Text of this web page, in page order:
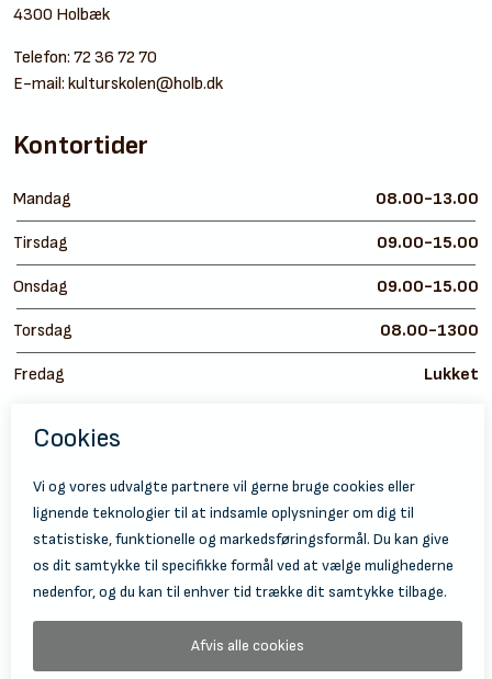
4300 Holbæk
Telefon: 72 36 72 70
E-mail: kulturskolen@holb.dk
Kontortider
Mandag 08.00-13.00
Tirsdag 09.00-15.00
Onsdag 09.00-15.00
Torsdag 08.00-1300
Fredag Lukket
© 2026 Holbæk Kulturskole